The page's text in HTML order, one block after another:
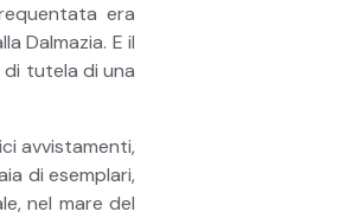
era
Dalmazia. E il
di tutela di una
avvistamenti,
di esemplari,
nel mare del